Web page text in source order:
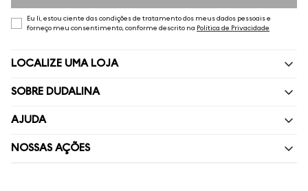
Eu li, estou ciente das condições de tratamento dos meus dados pessoais e
forneço meu consentimento, conforme descrito na Política de Privacidade
LOCALIZE UMA LOJA
SOBRE DUDALINA
Quem Somos
Nossas Lojas
AJUDA
Perguntas Frequentes
NOSSAS AÇÕES